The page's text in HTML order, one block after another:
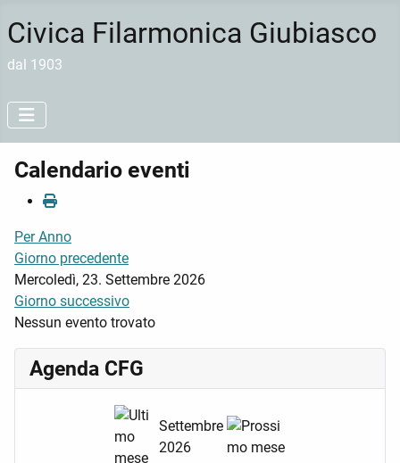
Civica Filarmonica Giubiasco
dal 1903
Calendario eventi
Per Anno
Giorno precedente
Mercoledì, 23. Settembre 2026
Giorno successivo
Nessun evento trovato
Agenda CFG
Settembre
2026